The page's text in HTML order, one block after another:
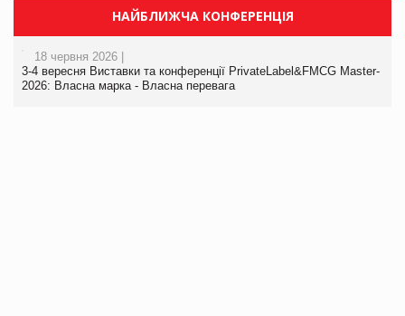
НАЙБЛИЖЧА КОНФЕРЕНЦІЯ
18 червня 2026 |
3-4 вересня Виставки та конференції PrivateLabel&FMCG Master-
2026: Власна марка - Власна перевага